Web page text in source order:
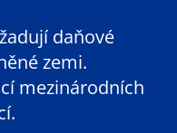
daňové
zemi.
mezinárodních